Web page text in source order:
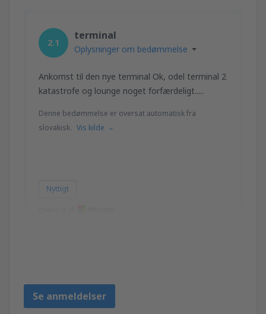
2.1
terminal
Oplysninger om bedømmelse
Ankomst til den nye terminal Ok, odel terminal 2
katastrofe og lounge noget forfærdeligt.....
Denne bedømmelse er oversat automatisk fra
slovakisk. Vis kilde
Nyttigt
Se anmeldelser